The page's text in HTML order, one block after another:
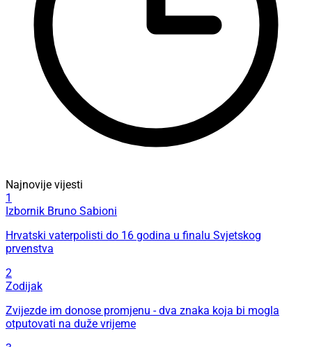
Najnovije vijesti
1
Izbornik Bruno Sabioni
Hrvatski vaterpolisti do 16 godina u finalu Svjetskog
prvenstva
2
Zodijak
Zvijezde im donose promjenu - dva znaka koja bi mogla
otputovati na duže vrijeme